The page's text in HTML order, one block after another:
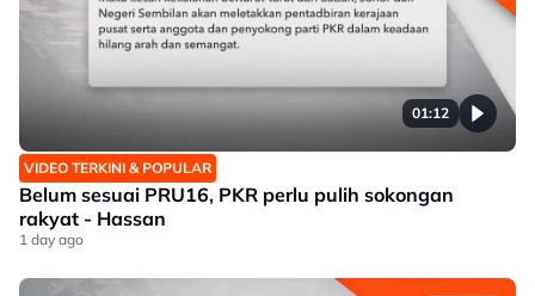
01:12
VIDEO TERKINI & POPULAR
Belum sesuai PRU16, PKR perlu pulih sokongan
rakyat - Hassan
1 day ago